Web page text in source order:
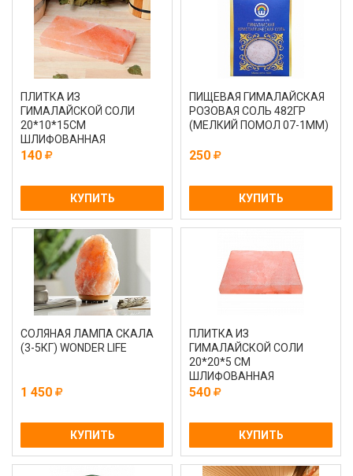
ПЛИТКА ИЗ
ГИМАЛАЙСКОЙ СОЛИ
20*10*15СМ
ШЛИФОВАННАЯ
140
КУПИТЬ
ПИЩЕВАЯ ГИМАЛАЙСКАЯ
РОЗОВАЯ СОЛЬ 482ГР
(МЕЛКИЙ ПОМОЛ 07-1ММ)
250
КУПИТЬ
СОЛЯНАЯ ЛАМПА СКАЛА
(3-5КГ) WONDER LIFE
1 450
КУПИТЬ
ПЛИТКА ИЗ
ГИМАЛАЙСКОЙ СОЛИ
20*20*5 СМ
ШЛИФОВАННАЯ
540
КУПИТЬ